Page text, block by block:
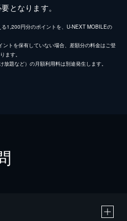
となります。
1,200円分のポイントを、U-NEXT MOBILEの
トを保有していない場合、差額分の料金はご登
ます。
題など）の月額利用料は別途発生します。